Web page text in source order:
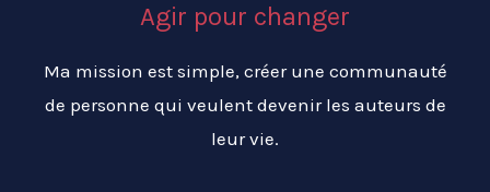
Agir pour changer
Ma mission est simple, créer une communauté
de personne qui veulent devenir les auteurs de
leur vie.